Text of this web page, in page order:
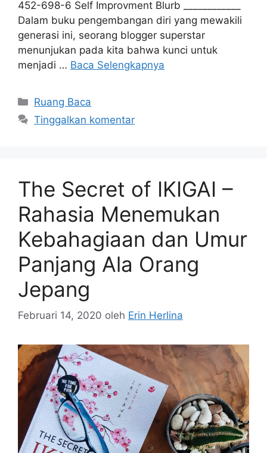
452-698-6 Self Improvment Blurb ____________
Dalam buku pengembangan diri yang mewakili
generasi ini, seorang blogger superstar
menunjukan pada kita bahwa kunci untuk
menjadi … Baca Selengkapnya
Kategori
Ruang Baca
Tinggalkan komentar
The Secret of IKIGAI –
Rahasia Menemukan
Kebahagiaan dan Umur
Panjang Ala Orang
Jepang
Februari 14, 2020 oleh Erin Herlina